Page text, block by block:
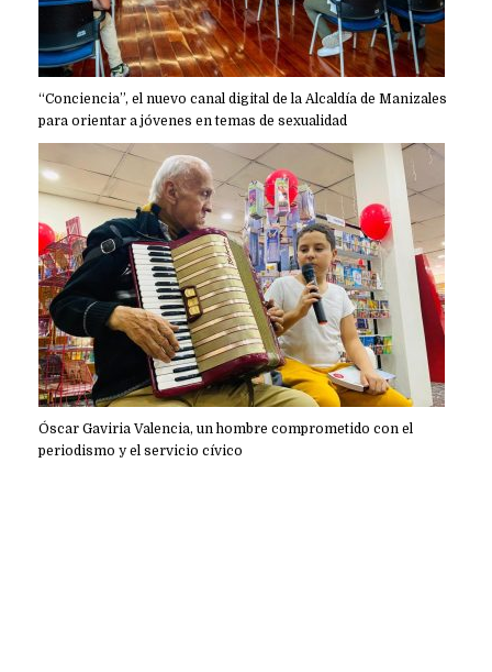
“Conciencia”, el nuevo canal digital de la Alcaldía de Manizales
para orientar a jóvenes en temas de sexualidad
Óscar Gaviria Valencia, un hombre comprometido con el
periodismo y el servicio cívico